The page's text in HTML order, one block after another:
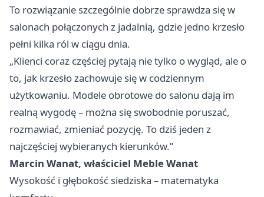
To rozwiązanie szczególnie dobrze sprawdza się w
salonach połączonych z jadalnią, gdzie jedno krzesło
pełni kilka ról w ciągu dnia.
„Klienci coraz częściej pytają nie tylko o wygląd, ale o
to, jak krzesło zachowuje się w codziennym
użytkowaniu. Modele obrotowe do salonu dają im
realną wygodę – można się swobodnie poruszać,
rozmawiać, zmieniać pozycję. To dziś jeden z
najczęściej wybieranych kierunków.”
Marcin Wanat, właściciel Meble Wanat
Wysokość i głębokość siedziska – matematyka